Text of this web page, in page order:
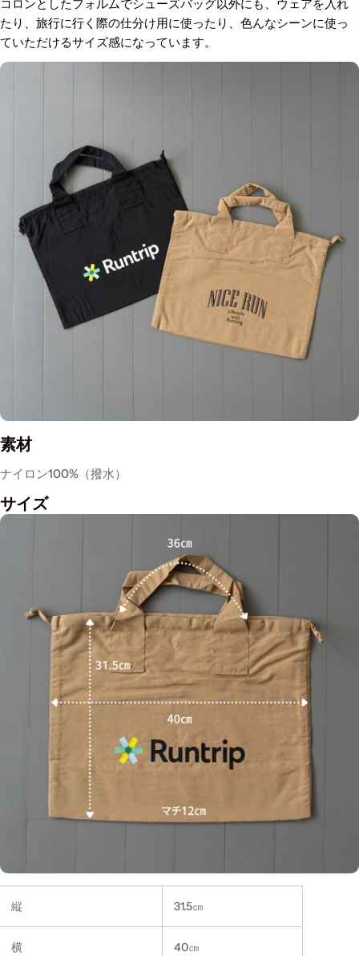
コロンとしたフォルムでシューズバッグ以外にも、ウェアを入れ
たり、旅行に行く際の仕分け用に使ったり、色んなシーンに使っ
ていただけるサイズ感になっています。
素材
ナイロン100%（撥水）
サイズ
縦 31.5㎝
横 40㎝